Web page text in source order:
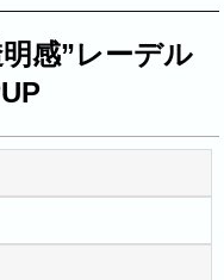
感”レーデル